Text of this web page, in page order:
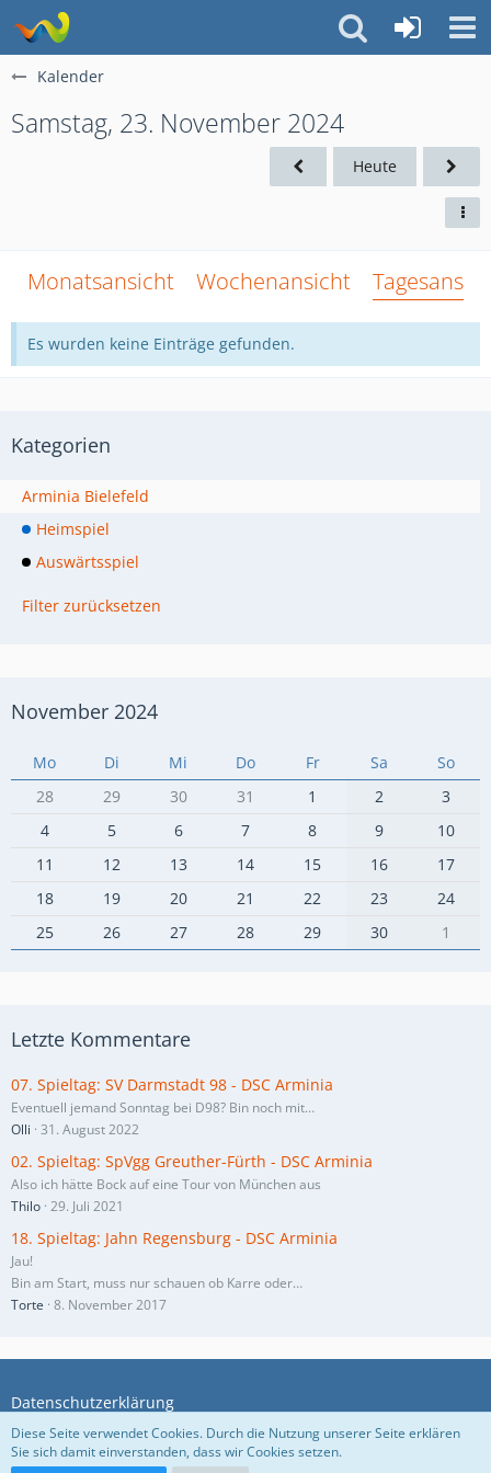
Kalender
Samstag, 23. November 2024
Heute
Monatsansicht Wochenansicht
Es wurden keine Einträge gefunden.
Kategorien
Arminia Bielefeld
Heimspiel
Auswärtsspiel
Filter zurücksetzen
November 2024
Mo Di Mi Do Fr Sa
So
28
29 30 31 1 2
3
4
5 6 7 8 9
10
11
12 13 14 15 16
17
18
19 20 21 22 23
24
25
26 27 28 29 30 1
Letzte Kommentare
07. Spieltag: SV Darmstadt 98 - DSC Arminia
Eventuell jemand Sonntag bei D98? Bin noch mit…
Olli 31. August 2022
02. Spieltag: SpVgg Greuther-Fürth - DSC Arminia
Also ich hätte Bock auf eine Tour von München aus
Thilo 29. Juli 2021
18. Spieltag: Jahn Regensburg - DSC Arminia
Jau!
Bin am Start, muss nur schauen ob Karre oder…
Torte 8. November 2017
Datenschutzerklärung
Diese Seite verwendet Cookies. Durch die Nutzung unserer Seite erklären
Sie sich damit einverstanden, dass wir Cookies setzen.